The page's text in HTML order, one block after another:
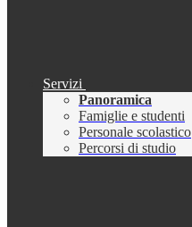
Servizi
Panoramica
Famiglie e studenti
Personale scolastico
Percorsi di studio